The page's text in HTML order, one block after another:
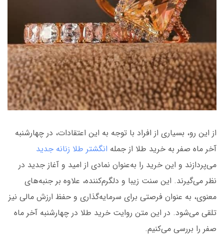
از این رو، بسیاری از افراد با توجه به این اعتقادات، در چهارشنبه
آخر ماه صفر به خرید طلا از جمله انگشتر طلا زنانه جدید
می‌پردازند و این خرید را به‌عنوان نمادی از امید و آغاز جدید در
نظر می‌گیرند. این سنت زیبا و دلگرم‌کننده، علاوه بر جنبه‌های
معنوی، به عنوان فرصتی برای سرمایه‌گذاری و حفظ ارزش مالی نیز
تلقی می‌شود. در این متن روایت خرید طلا در چهارشنبه آخر ماه
صفر را بررسی می‌کنیم.